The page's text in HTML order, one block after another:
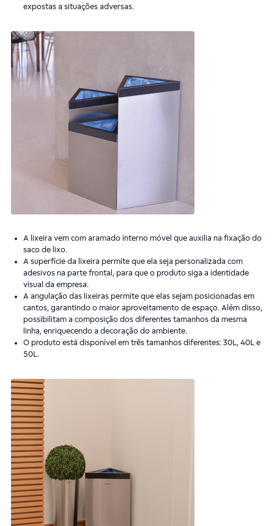
expostas a situações adversas.
A lixeira vem com aramado interno móvel que auxilia na fixação do
saco de lixo.
A superfície da lixeira permite que ela seja personalizada com
adesivos na parte frontal, para que o produto siga a identidade
visual da empresa.
A angulação das lixeiras permite que elas sejam posicionadas em
cantos, garantindo o maior aproveitamento de espaço. Além disso,
possibilitam a composição dos diferentes tamanhos da mesma
linha, enriquecendo a decoração do ambiente.
O produto está disponível em três tamanhos diferentes: 30L, 40L e
50L.